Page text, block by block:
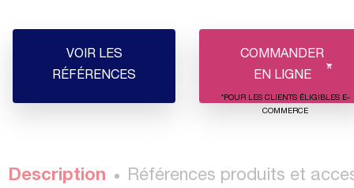
VOIR LES
RÉFÉRENCES
COMMANDER
EN LIGNE
*POUR LES CLIENTS ÉLIGIBLES E-
COMMERCE
Description Références produits et